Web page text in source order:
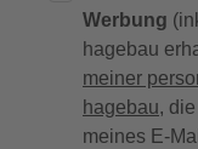
Werbung
hagebau
meiner
hagebau,
meines E-